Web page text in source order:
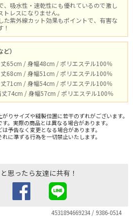
、吸水性・速乾性にも優れているので激し
レスになりません。
た紫外線カット効果もポイントで、有害な
）
65cm / 身幅48cm / ポリエステル100％
68cm / 身幅51cm / ポリエステル100％
71cm / 身幅54cm / ポリエステル100％
丈74cm / 身幅57cm / ポリエステル100％
りサイズや縫製位置に若干のずれがございます。
。実際の商品とは異なる場合があります。
予告なく変更となる場合があります。
に準ずる行為を一切禁止いたします。
と思ったら友達に共有！
4531894669234 / 9386-0514